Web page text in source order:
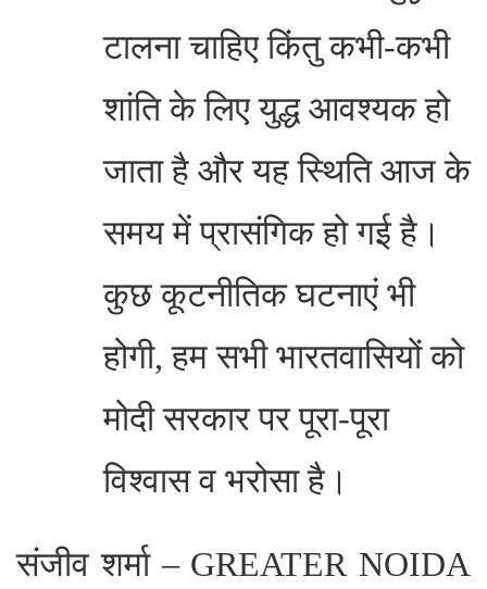
टालना चाहिए किंतु कभी-कभी
शांति के लिए युद्ध आवश्यक हो
जाता है और यह स्थिति आज के
समय में प्रासंगिक हो गई है।
कुछ कूटनीतिक घटनाएं भी
होगी, हम सभी भारतवासियों को
मोदी सरकार पर पूरा-पूरा
विश्वास व भरोसा है।
संजीव शर्मा – GREATER NOIDA